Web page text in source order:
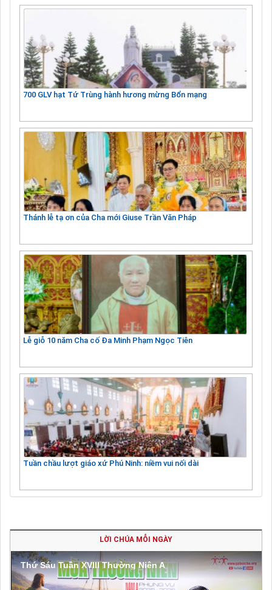
700 GLV hạt Tứ Trùng hành hương mừng Bổn mạng
Thánh lễ tạ ơn của Cha mới Giuse Trần Văn Pháp
Lễ giỗ 10 năm Cha cố Đa Minh Phạm Ngọc Tiên
Tuần chầu lượt giáo xứ Phú Ninh: niềm vui nối dài
LỜI CHÚA MỖI NGÀY
Thứ Sáu Tuần XVIII Thường Niên A